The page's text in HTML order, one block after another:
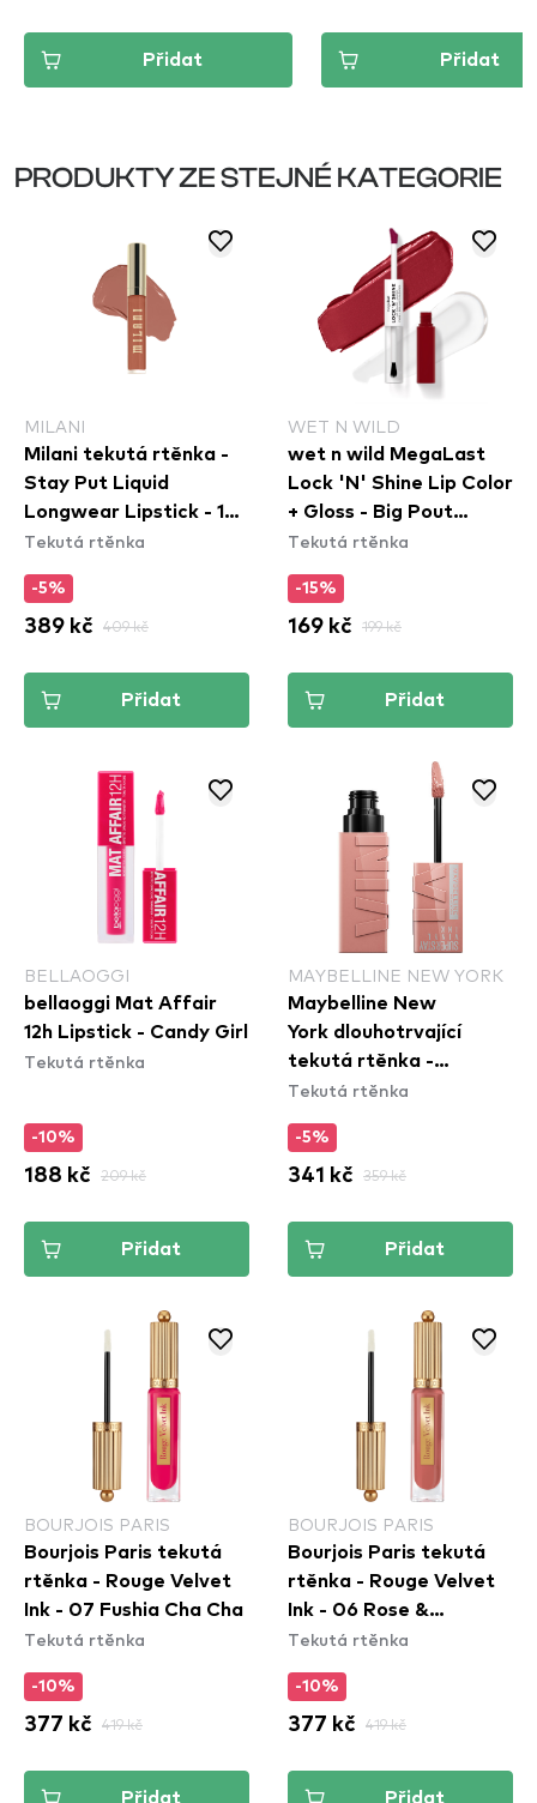
Přidat Přidat
PRODUKTY ZE STEJNÉ KATEGORIE
MILANI
Milani tekutá rtěnka -
Stay Put Liquid
Longwear Lipstick - 130
Iconic
Tekutá rtěnka
-5%
389 kč 409 kč
Přidat
WET N WILD
wet n wild MegaLast
Lock 'N' Shine Lip Color
+ Gloss - Big Pout
Energy
Tekutá rtěnka
-15%
169 kč 199 kč
Přidat
BELLAOGGI
bellaoggi Mat Affair
12h Lipstick - Candy Girl
Tekutá rtěnka
-10%
188 kč 209 kč
Přidat
MAYBELLINE NEW YORK
Maybelline New
York dlouhotrvající
tekutá rtěnka -
Superstay Vinyl Ink
Captivated
Tekutá rtěnka
-5%
341 kč 359 kč
Přidat
BOURJOIS PARIS
Bourjois Paris tekutá
rtěnka - Rouge Velvet
Ink - 07 Fushia Cha Cha
Tekutá rtěnka
-10%
377 kč 419 kč
Přidat
BOURJOIS PARIS
Bourjois Paris tekutá
rtěnka - Rouge Velvet
Ink - 06 Rose &
Merveille
Tekutá rtěnka
-10%
377 kč 419 kč
Přidat